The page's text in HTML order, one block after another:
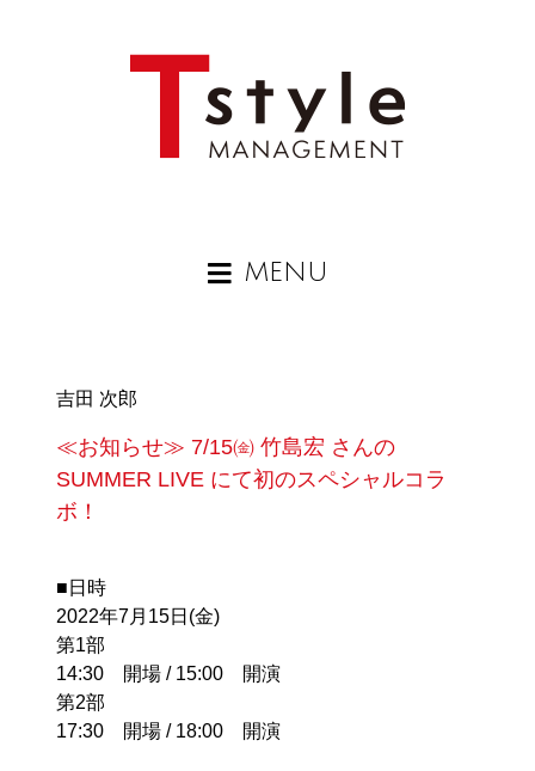
MENU
吉田 次郎
≪お知らせ≫ 7/15㈮ 竹島宏 さんの
SUMMER LIVE にて初のスペシャルコラ
ボ！
■日時
2022年7月15日(金)
第1部
14:30 開場 / 15:00 開演
第2部
17:30 開場 / 18:00 開演